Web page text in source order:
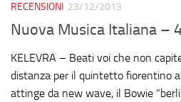
RECENSIONI 23/12/2013
Nuova Musica Italiana –
KELEVRA – Beati voi che non
distanza per il quintetto fiorentino
attinge da new wave, il Bowie